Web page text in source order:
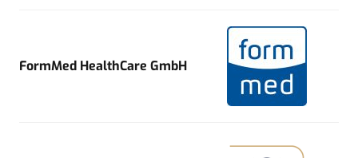
FormMed HealthCare GmbH